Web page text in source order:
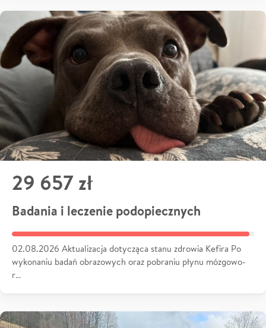
29 657 zł
Badania i leczenie podopiecznych
02.08.2026 Aktualizacja dotycząca stanu zdrowia Kefira Po
wykonaniu badań obrazowych oraz pobraniu płynu mózgowo-
r…